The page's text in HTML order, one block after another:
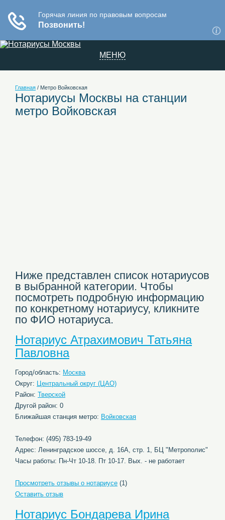
МЕНЮ
Главная / Метро Войковская
Нотариусы Москвы на станции
метро Войковская
Ниже представлен список нотариусов
в выбранной категории. Чтобы
посмотреть подробную информацию
по конкретному нотариусу, кликните
по ФИО нотариуса.
Нотариус Атрахимович Татьяна
Павловна
Город/область: Москва
Округ: Центральный округ (ЦАО)
Район: Тверской
Другой район: 0
Ближайшая станция метро: Войковская
Телефон: (495) 783-19-49
Адрес: Ленинградское шоссе, д. 16А, стр. 1, БЦ "Метрополис"
Часы работы: Пн-Чт 10-18. Пт 10-17. Вых. - не работает
Просмотреть отзывы о нотариусе (1)
Оставить отзыв
Нотариус Бондарева Ирина